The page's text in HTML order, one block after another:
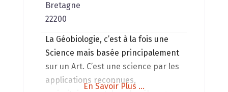
Bretagne
22200
La Géobiologie, c’est à la fois une
Science mais basée principalement
sur un Art. C’est une science par les
applications reconnues,
En Savoir Plus ...